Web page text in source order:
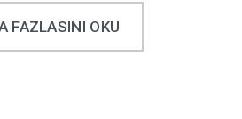
FAZLASINI OKU